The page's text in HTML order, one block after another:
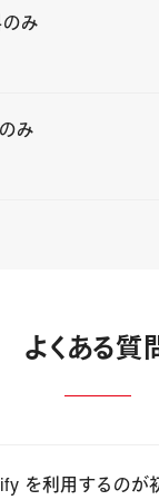
のみ
み
よくある質
を利用するのが